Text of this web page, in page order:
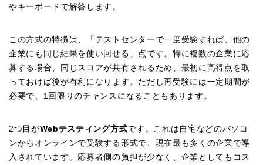
やキーボードで解答します。
この方式の特徴は、「テストセンターで一度受験すれば、他の
企業にも同じ結果を使い回せる」点です。特に複数の企業に応
募する場合、同じスコアが共有されるため、最初に高得点を取
っておけば後が有利になります。ただし再受験には一定期間が
必要で、1回限りのチャンスになることもあります。
2つ目がWebテスティング方式です。これは自宅などのパソコ
ンからオンラインで受験する形式で、現在最も多くの企業で導
入されています。応募者側の負担が少なく、企業としてもコス